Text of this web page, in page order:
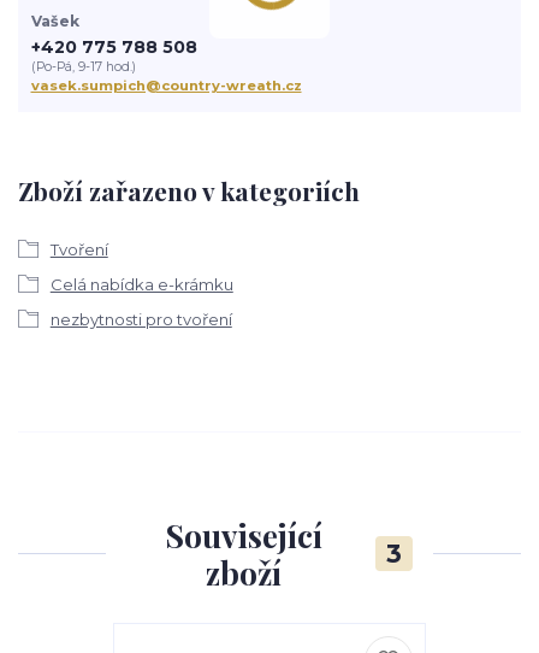
Zboží zařazeno v kategoriích
Tvoření
Celá nabídka e-krámku
nezbytnosti pro tvoření
Vašek
+420 775 788 508
(Po-Pá, 9-17 hod.)
vasek.sumpich@country-wreath.cz
Související
zboží
3